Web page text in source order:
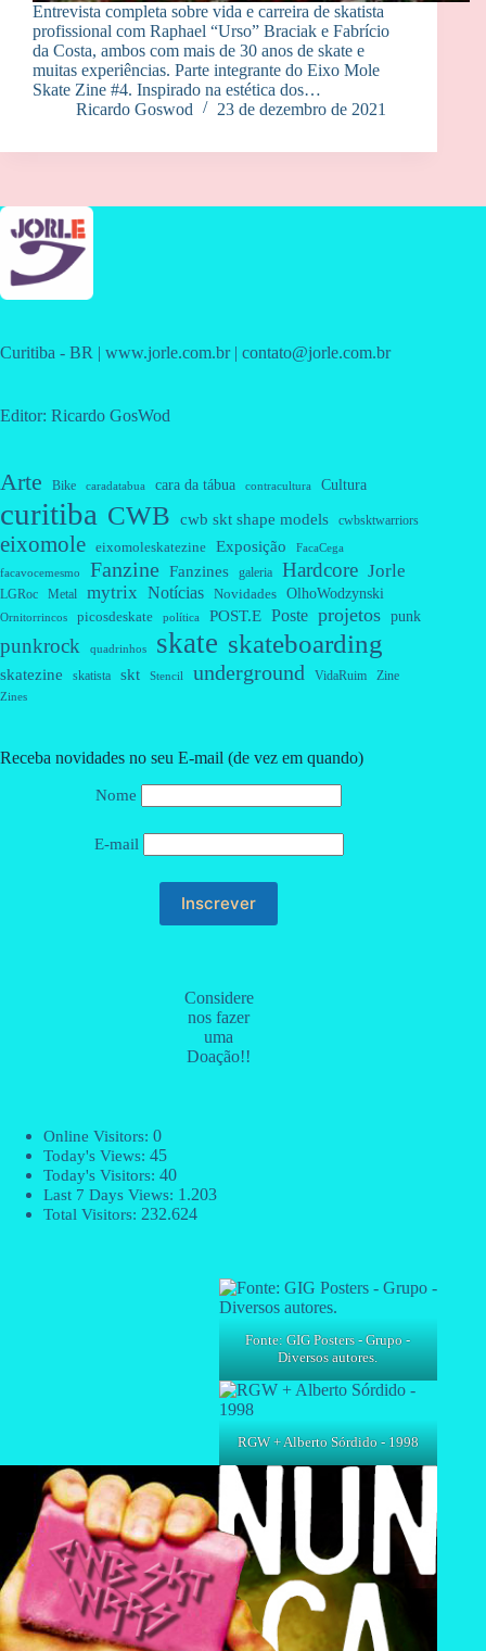
Entrevista completa sobre vida e carreira de skatista
profissional com Raphael “Urso” Braciak e Fabrício
da Costa, ambos com mais de 30 anos de skate e
muitas experiências. Parte integrante do Eixo Mole
Skate Zine #4. Inspirado na estética dos…
Ricardo Goswod
23 de dezembro de 2021
Curitiba - BR | www.jorle.com.br | contato@jorle.com.br
Editor: Ricardo GosWod
Arte Bike caradatabua cara da tábua contracultura Cultura
curitiba CWB cwb skt shape models cwbsktwarriors
eixomole eixomoleskatezine Exposição FacaCega
facavocemesmo Fanzine Fanzines galeria Hardcore Jorle
LGRoc Metal mytrix Notícias Novidades OlhoWodzynski
Ornitorrincos picosdeskate política POST.E Poste projetos punk
punkrock quadrinhos skate skateboarding
skatezine skatista skt Stencil underground VidaRuim Zine
Zines
Receba novidades no seu E-mail (de vez em quando)
Nome
E-mail
Considere
nos fazer
uma
Doação!!
Online Visitors: 0
Today's Views: 45
Today's Visitors: 40
Last 7 Days Views: 1.203
Total Visitors: 232.624
Fonte: GIG Posters - Grupo -
Diversos autores.
RGW + Alberto Sórdido - 1998